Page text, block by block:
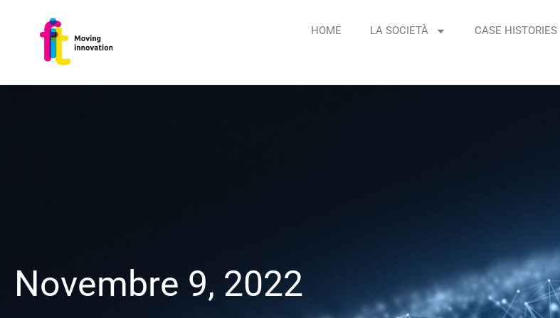
HOME LA SOCIETÀ CASE HISTORIES
Novembre 9, 2022